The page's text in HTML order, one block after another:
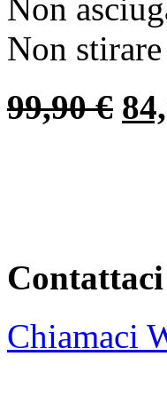
Non
Non
99,90€
Chiamaci